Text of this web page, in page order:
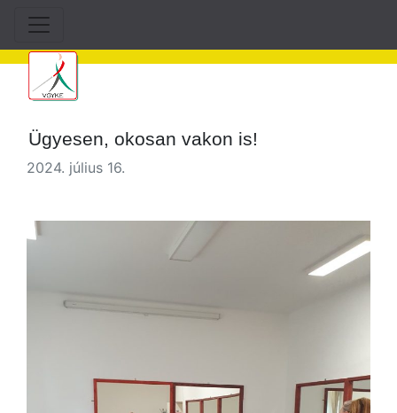
Ügyesen, okosan vakon is!
2024. július 16.